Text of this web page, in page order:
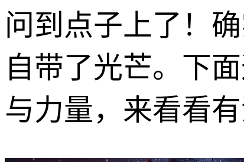
问到点子上了！
自带了光芒。下
与力量，来看看